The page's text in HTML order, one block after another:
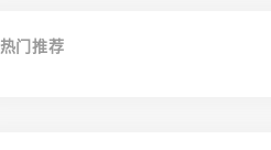
热门推荐